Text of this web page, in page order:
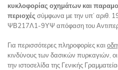
κυκλοφορίας οχημάτων και
περιοχές σύμφωνα με την υπ’
ΨΒ217Λ1-9ΥΨ απόφαση του
Για περισσότερες πληροφορίες και
κινδύνους των δασικών πυρκαγιών,
την ιστοσελίδα της Γενικής